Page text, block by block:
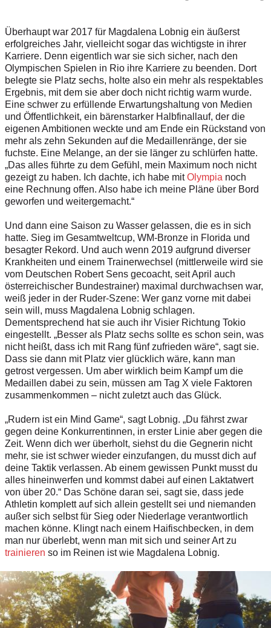
Überhaupt war 2017 für Magdalena Lobnig ein äußerst
erfolgreiches Jahr, vielleicht sogar das wichtigste in ihrer
Karriere. Denn eigentlich war sie sich sicher, nach den
Olympischen Spielen in Rio ihre Karriere zu beenden. Dort
belegte sie Platz sechs, holte also ein mehr als respektables
Ergebnis, mit dem sie aber doch nicht richtig warm wurde.
Eine schwer zu erfüllende Erwartungshaltung von Medien
und Öffentlichkeit, ein bärenstarker Halbfinal­lauf, der die
eigenen Ambitionen weckte und am Ende ein Rückstand von
mehr als zehn Sekunden auf die Medaillenränge, der sie
fuchste. Eine Melange, an der sie länger zu schlürfen hatte.
„Das alles führte zu dem Gefühl, mein Maximum noch nicht
gezeigt zu haben. Ich dachte, ich habe mitOlympia noch
eine Rechnung offen. Also habe ich meine Pläne über Bord
geworfen und weitergemacht.“
Und dann eine Saison zu Wasser gelassen, die es in sich
hatte. Sieg im Gesamtweltcup, WM-Bronze in Florida und
besagter Rekord. Und auch wenn 2019 aufgrund diverser
Krankheiten und einem Trainerwechsel (mittlerweile wird sie
vom Deutschen Robert Sens gecoacht, seit April auch
österreichischer Bundestrainer) maximal durchwachsen war,
weiß jeder in der Ruder-Szene: Wer ganz vorne mit dabei
sein will, muss Magdalena Lobnig schlagen.
Dementsprechend hat sie auch ihr Visier Richtung Tokio
eingestellt. „Besser als Platz sechs sollte es schon sein, was
nicht heißt, dass ich mit Rang fünf zufrieden wäre“, sagt sie.
Dass sie dann mit Platz vier glücklich wäre, kann man
getrost vergessen. Um aber wirklich beim Kampf um die
Medaillen dabei zu sein, müssen am Tag X viele Faktoren
zusammenkommen – nicht zuletzt auch das Glück.
„Rudern ist ein Mind Game“, sagt Lobnig. „Du fährst zwar
gegen deine Konkurrentinnen, in erster Linie aber gegen die
Zeit. Wenn dich wer überholt, siehst du die Gegnerin nicht
mehr, sie ist schwer wieder einzufangen, du musst dich auf
deine Taktik verlassen. Ab einem gewissen Punkt musst du
alles hineinwerfen und kommst dabei auf einen Laktatwert
von über 20.“ Das Schöne daran sei, sagt sie, dass jede
Athletin komplett auf sich allein gestellt sei und niemanden
außer sich selbst für Sieg oder Niederlage verantwortlich
machen könne. Klingt nach einem Haifischbecken, in dem
man nur überlebt, wenn man mit sich und seiner Art zu ­
trainieren so im Reinen ist wie Magdalena Lobnig.